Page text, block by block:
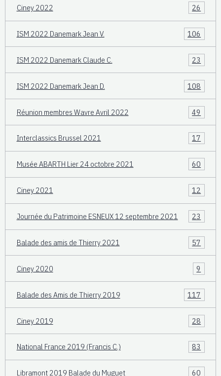
Ciney 2022 26
ISM 2022 Danemark Jean V. 106
ISM 2022 Danemark Claude C. 23
ISM 2022 Danemark Jean D. 108
Réunion membres Wavre Avril 2022 49
Interclassics Brussel 2021 17
Musée ABARTH Lier 24 octobre 2021 60
Ciney 2021 12
Journée du Patrimoine ESNEUX 12 septembre 2021 23
Balade des amis de Thierry 2021 57
Ciney 2020 9
Balade des Amis de Thierry 2019 117
Ciney 2019 28
National France 2019 (Francis C.) 83
Libramont 2019 Balade du Muguet 60